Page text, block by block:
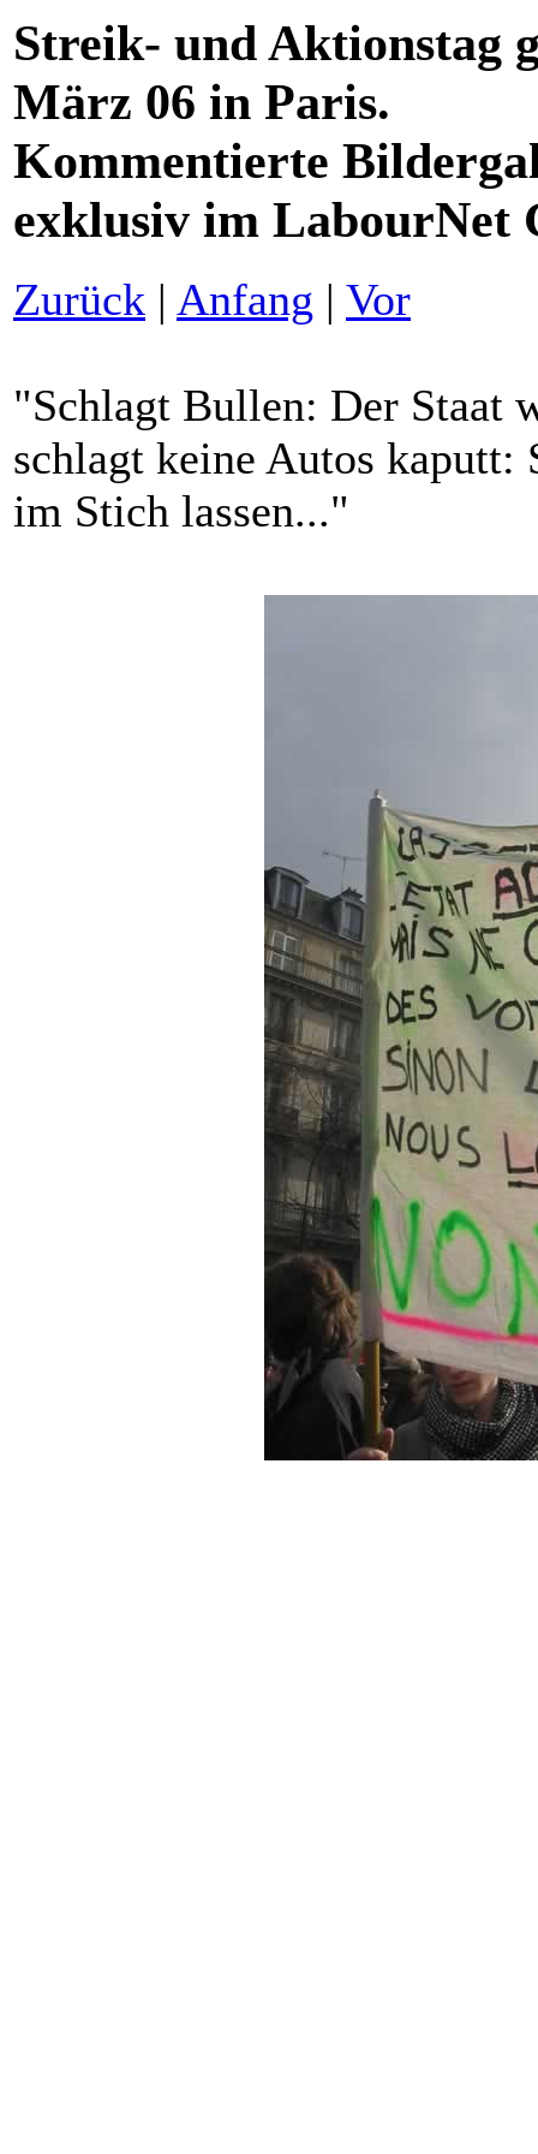
Streik- und Aktionstag
März 06 in Paris.
Kommentierte
exklusiv im LabourNet
Zurück | Anfang | Vor
"Schlagt Bullen: Der Staat
schlagt keine Autos
im Stich lassen..."